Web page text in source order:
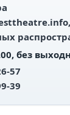
без
57
39